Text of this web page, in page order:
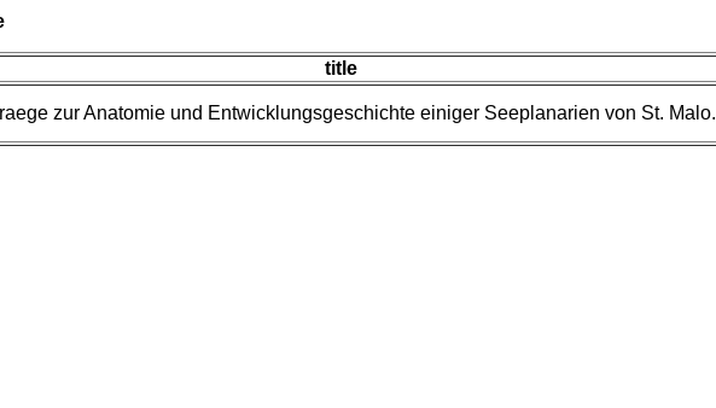
title
zur Anatomie und Entwicklungsgeschichte einiger Seeplanarien von St. Malo.